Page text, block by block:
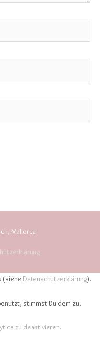
Mallorca
(siehe Datenschutzerklärung).
stimmst Du dem zu.
zu deaktivieren.